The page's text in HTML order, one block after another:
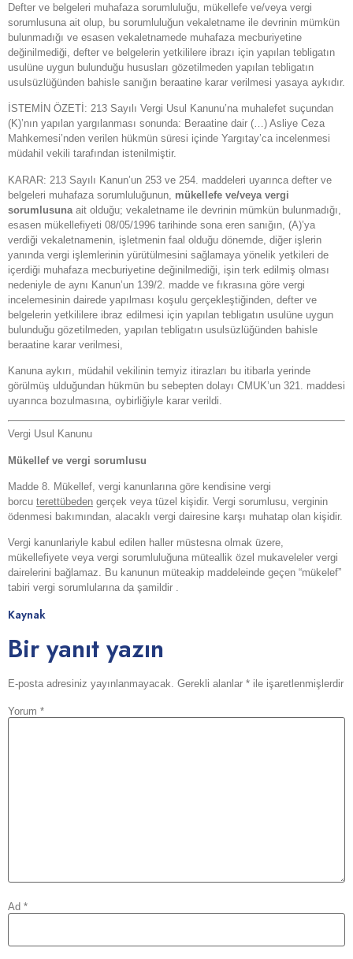
Defter ve belgeleri muhafaza sorumluluğu, mükellefe ve/veya vergi
sorumlusuna ait olup, bu sorumluluğun vekaletname ile devrinin mümkün
bulunmadığı ve esasen vekaletnamede muhafaza mecburiyetine
değinilmediği, defter ve belgelerin yetkililere ibrazı için yapılan tebligatın
usulüne uygun bulunduğu hususları gözetilmeden yapılan tebligatın
usulsüzlüğünden bahisle sanığın beraatine karar verilmesi yasaya aykıdır.
İSTEMİN ÖZETİ: 213 Sayılı Vergi Usul Kanunu’na muhalefet suçundan
(K)’nın yapılan yargılanması sonunda: Beraatine dair (…) Asliye Ceza
Mahkemesi’nden verilen hükmün süresi içinde Yargıtay’ca incelenmesi
müdahil vekili tarafından istenilmiştir.
KARAR: 213 Sayılı Kanun’un 253 ve 254. maddeleri uyarınca defter ve
belgeleri muhafaza sorumluluğunun, mükellefe ve/veya vergi
sorumlusuna ait olduğu; vekaletname ile devrinin mümkün bulunmadığı,
esasen mükellefiyeti 08/05/1996 tarihinde sona eren sanığın, (A)’ya
verdiği vekaletnamenin, işletmenin faal olduğu dönemde, diğer işlerin
yanında vergi işlemlerinin yürütülmesini sağlamaya yönelik yetkileri de
içerdiği muhafaza mecburiyetine değinilmediği, işin terk edilmiş olması
nedeniyle de aynı Kanun’un 139/2. madde ve fıkrasına göre vergi
incelemesinin dairede yapılması koşulu gerçekleştiğinden, defter ve
belgelerin yetkililere ibraz edilmesi için yapılan tebligatın usulüne uygun
bulunduğu gözetilmeden, yapılan tebligatın usulsüzlüğünden bahisle
beraatine karar verilmesi,
Kanuna aykırı, müdahil vekilinin temyiz itirazları bu itibarla yerinde
görülmüş ulduğundan hükmün bu sebepten dolayı CMUK’un 321. maddesi
uyarınca bozulmasına, oybirliğiyle karar verildi.
Vergi Usul Kanunu
Mükellef ve vergi sorumlusu
Madde 8. Mükellef, vergi kanunlarına göre kendisine vergi
borcu terettübeden gerçek veya tüzel kişidir. Vergi sorumlusu, verginin
ödenmesi bakımından, alacaklı vergi dairesine karşı muhatap olan kişidir.
Vergi kanunlariyle kabul edilen haller müstesna olmak üzere,
mükellefiyete veya vergi sorumluluğuna müteallik özel mukaveleler vergi
dairelerini bağlamaz. Bu kanunun müteakip maddeleinde geçen “mükelef”
tabiri vergi sorumlularına da şamildir .
Kaynak
Bir yanıt yazın
E-posta adresiniz yayınlanmayacak. Gerekli alanlar * ile işaretlenmişlerdir
Yorum *
Ad *